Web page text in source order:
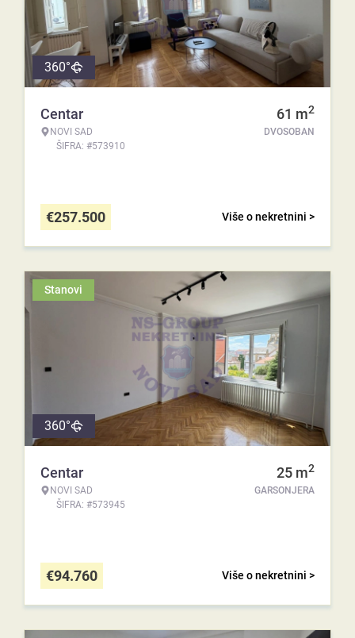
360°
Centar
NOVI SAD
ŠIFRA: #573910
61 m2
DVOSOBAN
Više o nekretnini >
€257.500
Stanovi
360°
Centar
NOVI SAD
ŠIFRA: #573945
25 m2
GARSONJERA
Više o nekretnini >
€94.760